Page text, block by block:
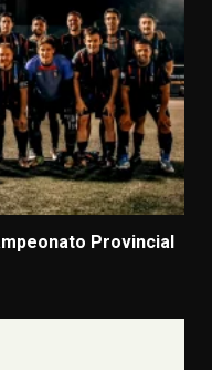
Provincial